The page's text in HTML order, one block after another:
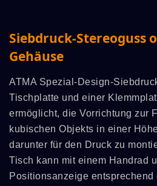
Siebdruck-Stereoguss
Gehäuse
ATMA Spezial-Design-
Tischplatte und einer
ermöglicht, die Vorrichtung zur
kubischen Objekts in einer
darunter für den Druck zu
Tisch kann mit einem Handrad
Positionsanzeige entsprechend